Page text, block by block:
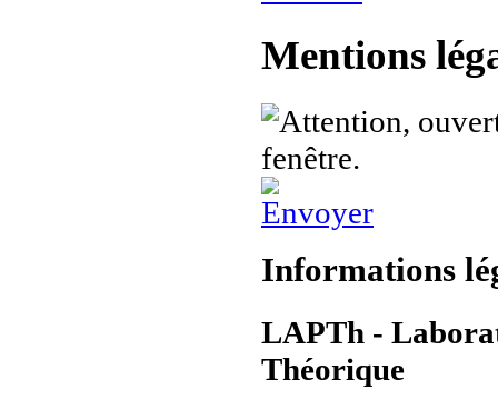
Mentions
Informations
LAPTh -
Théorique